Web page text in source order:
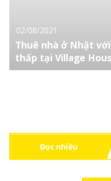
02/08/2021
Thuê nhà ở Nhật
thấp tại Village
Đọc nhiều